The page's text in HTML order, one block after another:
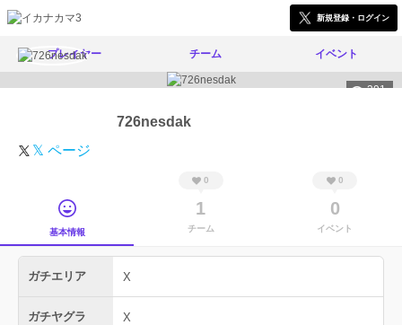
新規登録・ログイン
プレイヤー チーム イベント
391
726nesdak
𝕏 ページ
基本情報
0
1
チーム
0
0
イベント
ガチエリア X
ガチヤグラ X